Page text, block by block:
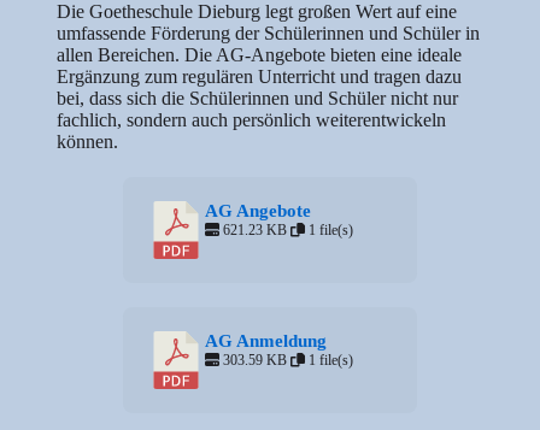
Die Goetheschule Dieburg legt großen Wert auf eine
umfassende Förderung der Schülerinnen und Schüler in
allen Bereichen. Die AG-Angebote bieten eine ideale
Ergänzung zum regulären Unterricht und tragen dazu
bei, dass sich die Schülerinnen und Schüler nicht nur
fachlich, sondern auch persönlich weiterentwickeln
können.
AG Angebote
621.23 KB 1 file(s)
AG Anmeldung
303.59 KB 1 file(s)